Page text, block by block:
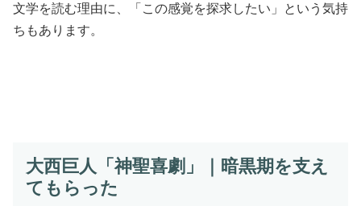
文学を読む理由に、「この感覚を探求したい」という気持
ちもあります。
大西巨人「神聖喜劇」｜暗黒期を支え
てもらった